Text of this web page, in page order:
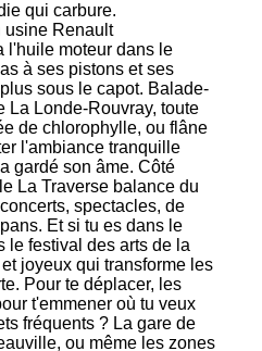
qui carbure.
usine Renault
l'huile moteur dans le
à ses pistons et ses
sous le capot. Balade-
La Londe-Rouvray, toute
de chlorophylle, ou flâne
l'ambiance tranquille
gardé son âme. Côté
La Traverse balance du
spectacles, de
Et si tu es dans le
le festival des arts de la
joyeux qui transforme les
Pour te déplacer, les
t'emmener où tu veux
fréquents ? La gare de
ou même les zones